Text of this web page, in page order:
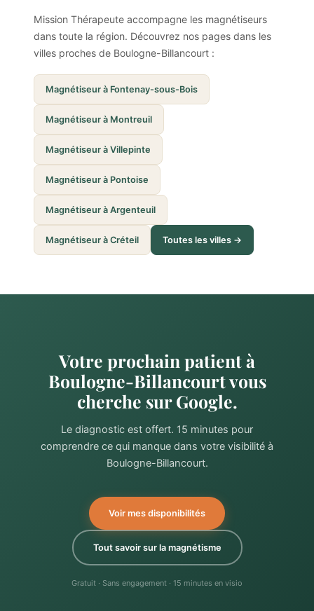
Mission Thérapeute accompagne les magnétiseurs
dans toute la région. Découvrez nos pages dans les
villes proches de Boulogne-Billancourt :
Magnétiseur à Fontenay-sous-Bois
Magnétiseur à Montreuil
Magnétiseur à Villepinte
Magnétiseur à Pontoise
Magnétiseur à Argenteuil
Magnétiseur à Créteil Toutes les villes →
Votre prochain patient à
Boulogne-Billancourt vous
cherche sur Google.
Le diagnostic est offert. 15 minutes pour
comprendre ce qui manque dans votre visibilité à
Boulogne-Billancourt.
Voir mes disponibilités
Tout savoir sur la magnétisme
Gratuit · Sans engagement · 15 minutes en visio